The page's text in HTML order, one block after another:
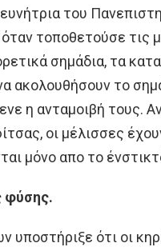
του
τοποθετούσε τις
σημάδια, τα
ακολουθήσουν το
η ανταμοιβή τους.
οι μέλισσες
μόνο απο το
φύσης.
υποστήριξε ότι οι